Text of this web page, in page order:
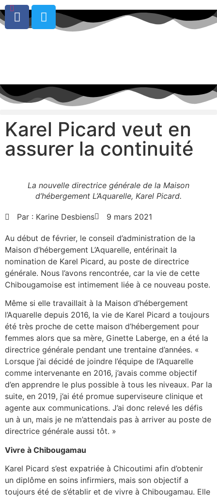
0
Karel Picard veut en
assurer la continuité
La nouvelle directrice générale de la Maison
d’hébergement L’Aquarelle, Karel Picard.
Par : Karine Desbiens 9 mars 2021
Au début de février, le conseil d’administration de la
Maison d’hébergement L’Aquarelle, entérinait la
nomination de Karel Picard, au poste de directrice
générale. Nous l’avons rencontrée, car la vie de cette
Chibougamoise est intimement liée à ce nouveau poste.
Même si elle travaillait à la Maison d’hébergement
l’Aquarelle depuis 2016, la vie de Karel Picard a toujours
été très proche de cette maison d’hébergement pour
femmes alors que sa mère, Ginette Laberge, en a été la
directrice générale pendant une trentaine d’années. «
Lorsque j’ai décidé de joindre l’équipe de l’Aquarelle
comme intervenante en 2016, j’avais comme objectif
d’en apprendre le plus possible à tous les niveaux. Par la
suite, en 2019, j’ai été promue superviseure clinique et
agente aux communications. J’ai donc relevé les défis
un à un, mais je ne m’attendais pas à arriver au poste de
directrice générale aussi tôt. »
Vivre à Chibougamau
Karel Picard s’est expatriée à Chicoutimi afin d’obtenir
un diplôme en soins infirmiers, mais son objectif a
toujours été de s’établir et de vivre à Chibougamau. Elle